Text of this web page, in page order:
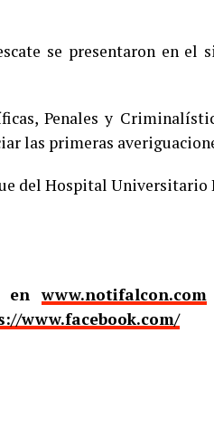
se presentaron en el
Penales y
las primeras
del Hospital Universitario
enwww.notifalcon.com
www.facebook.com/